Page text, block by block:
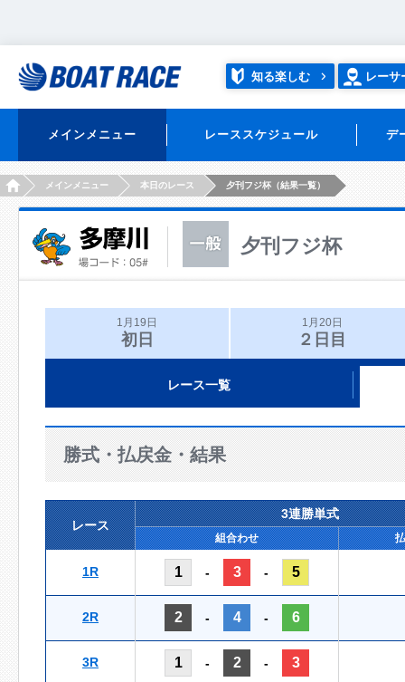
知る楽しむ レーサ
メインメニュー レーススケジュール デ
HOMEメインメニュー 本日のレース 夕刊フジ杯（結果一覧）
夕刊フジ杯
1月19日
初日
1月20日
２日目
レース一覧
勝式・払戻金・結果
レース
3連勝単式
組合わせ
1R 1 - 3 - 5
2R 2 - 4 - 6
3R 1 - 2 - 3